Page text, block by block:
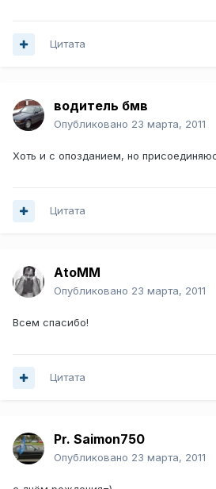
Цитата
водитель бмв
Опубликовано 23 марта, 2011
Хоть и с опозданием, но
Цитата
AtoMM
Опубликовано 23 марта, 2011
Всем спасибо!
Цитата
Pr. Saimon750
Опубликовано 23 марта, 2011